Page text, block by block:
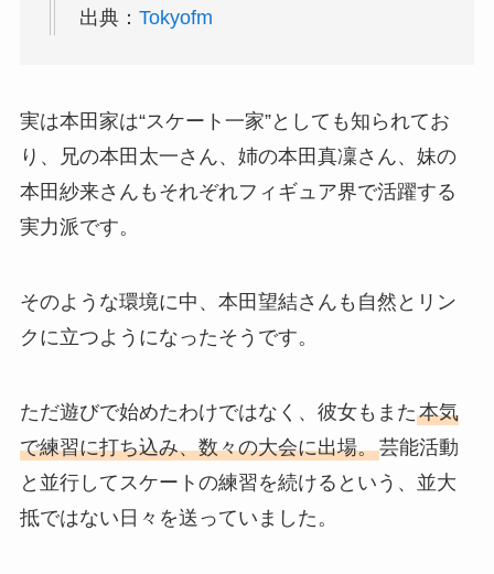
出典： Tokyofm
実は本田家は“スケート一家”としても知られてお
り、兄の本田太一さん、姉の本田真凜さん、妹の
本田紗来さんもそれぞれフィギュア界で活躍する
実力派です。
そのような環境に中、本田望結さんも自然とリン
クに立つようになったそうです。
ただ遊びで始めたわけではなく、彼女もまた本気
で練習に打ち込み、数々の大会に出場。芸能活動
と並行してスケートの練習を続けるという、並大
抵ではない日々を送っていました。